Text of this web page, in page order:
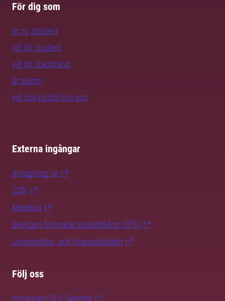
För dig som
är ny student
vill bli student
vill bli doktorand
är alumn
vill söka jobb hos oss
Externa ingångar
Antagning.se
CSN
Mecenat
Sveriges förenade studentkårer (SFS)
Universitets- och högskolerådet
Följ oss
Instagram SLU.Sweden